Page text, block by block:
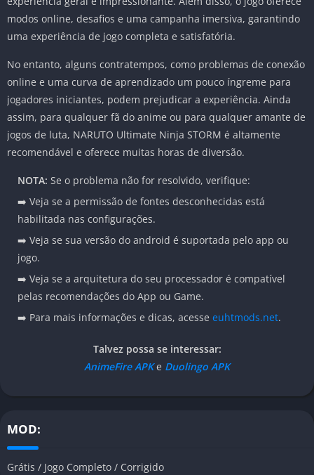
modos online, desafios e uma campanha imersiva, garantindo
uma experiência de jogo completa e satisfatória.
No entanto, alguns contratempos, como problemas de conexão
online e uma curva de aprendizado um pouco íngreme para
jogadores iniciantes, podem prejudicar a experiência. Ainda
assim, para qualquer fã do anime ou para qualquer amante de
jogos de luta, NARUTO Ultimate Ninja STORM é altamente
recomendável e oferece muitas horas de diversão.
NOTA: Se o problema não for resolvido, verifique:
➡️ Veja se a permissão de fontes desconhecidas está
habilitada nas configurações.
➡️ Veja se sua versão do android é suportada pelo app ou
jogo.
➡️ Veja se a arquitetura do seu processador é compatível
pelas recomendações do App ou Game.
➡️ Para mais informações e dicas, acesse euhtmods.net.
Talvez possa se interessar:
AnimeFire APK e Duolingo APK
MOD:
Grátis / Jogo Completo / Corrigido